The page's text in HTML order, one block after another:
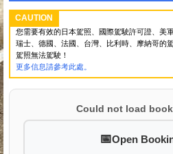
CAUTION
您需要有效的日本駕照、國際駕駛許可證、美
瑞士、德國、法國、台灣、比利時、摩納哥的
駕照無法駕駛！
更多信息請參考此處。
Could not load
Open